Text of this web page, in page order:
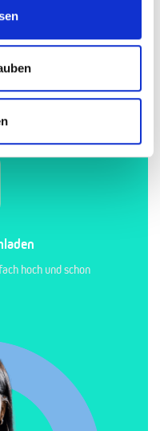
hoch und schon